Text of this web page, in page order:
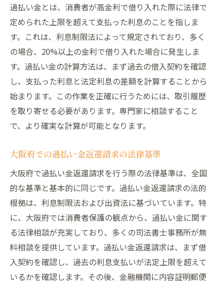
門家の選び方
信頼できる司法書士の選び方
過払い金請求に強い弁護士の探し方
大阪府での専門家の口コミと評判の確認方
法
相談前に準備すべき情報と書類
専門家の報酬体系とその確認方法
成功体験談から見る専門家選びのポイント
大阪府での過払い金返還手続きの流れと重要ポ
イント
過払い金返還手続きを始める前に必要な準
備
過払い金請求の手続きフローとスケジュー
ル
過払い金返還請求における重要な法的ポイ
ント
大阪府の裁判所での手続きの流れ
過払い金とは、消費者が高金利で借り入れた際に法律で
定められた上限を超えて支払った利息のことを指しま
す。これは、利息制限法によって規定されており、多く
の場合、20%以上の金利で借り入れた場合に発生しま
す。過払い金の計算方法は、まず過去の借入契約を確認
し、支払った利息と法定利息の差額を計算することから
始まります。この作業を正確に行うためには、取引履歴
を取り寄せる必要があります。専門家に相談すること
で、より確実な計算が可能となります。
大阪府での過払い金返還請求の法律基準
大阪府で過払い金返還請求を行う際の法律基準は、全国
的な基準と基本的に同じです。過払い金返還請求の法的
根拠は、利息制限法および出資法に基づいています。特
に、大阪府では消費者保護の観点から、過払い金に関す
る法律相談が充実しており、多くの司法書士事務所が無
料相談を提供しています。過払い金返還請求は、まず借
入契約を確認し、過去の利息支払いが法定上限を超えて
いるかを確認します。その後、金融機関に内容証明郵便